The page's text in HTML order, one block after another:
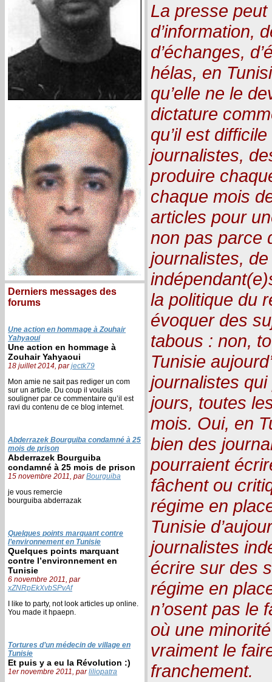
Derniers messages des
forums
Une action en hommage à Zouhair
Yahyaoui
Une action en hommage à
Zouhair Yahyaoui
18 juillet 2014, parjectk79
Mon amie ne sait pas rediger un com
sur un article. Du coup il voulais
souligner par ce commentaire qu’il est
ravi du contenu de ce blog internet.
Abderrazek Bourguiba condamné à 25
mois de prison
Abderrazek Bourguiba
condamné à 25 mois de prison
15 novembre 2011, parBourguiba
je vous remercie
bourguiba abderrazak
Quelques points marquant contre
l’environnement en Tunisie
Quelques points marquant
contre l’environnement en
Tunisie
6 novembre 2011, par
xZNRpEkXvbSPvAf
I like to party, not look articles up online.
You made it hpaepn.
Tortures d’un médecin de village en
Tunisie
Et puis y a eu la Révolution :)
1er novembre 2011, parliliopatra
La presse
d’information,
d’échanges,
hélas, en
qu’elle ne le
dictature
qu’il est
journalistes,
produire
chaque mois
articles pour
non pas parce
journalistes,
la politique du
évoquer des
tabous : non,
Tunisie
journalistes
jours, toutes
mois. Oui, en
bien des
pourraient
fâchent ou
régime en
Tunisie
journalistes
écrire sur des
régime en
n’osent pas le
où une
vraiment le
franchement.